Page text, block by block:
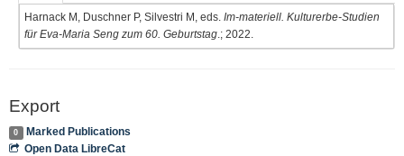
Harnack M, Duschner P, Silvestri M, eds. Im-materiell. Kulturerbe-Studien
für Eva-Maria Seng zum 60. Geburtstag .; 2022.
Export
0
Marked Publications
Open Data LibreCat